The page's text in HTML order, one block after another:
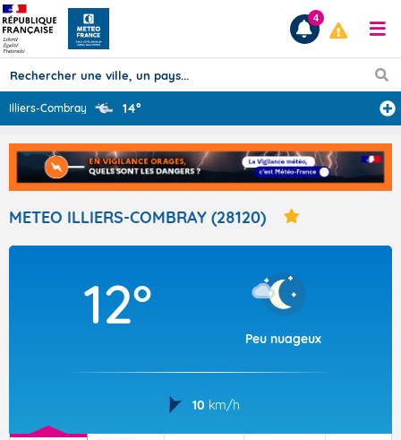
Prévisions
TOUS LES RÉSULTATS
Articles
4
Illiers-Combray 14°
METEO ILLIERS-COMBRAY (28120)
12°
Peu nuageux
10 km/h